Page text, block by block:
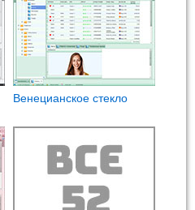
Венецианское стекло